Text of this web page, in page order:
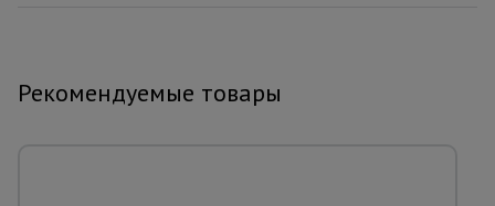
Рекомендуемые товары